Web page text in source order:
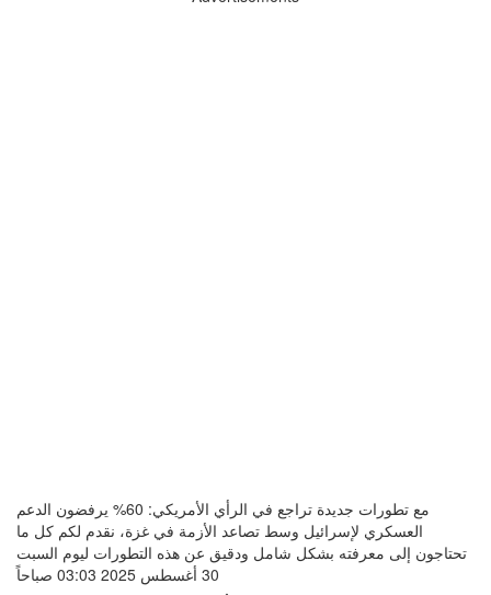
مع تطورات جديدة تراجع في الرأي الأمريكي: 60% يرفضون الدعم
العسكري لإسرائيل وسط تصاعد الأزمة في غزة، نقدم لكم كل ما
تحتاجون إلى معرفته بشكل شامل ودقيق عن هذه التطورات ليوم السبت
30 أغسطس 2025 03:03 صباحاً